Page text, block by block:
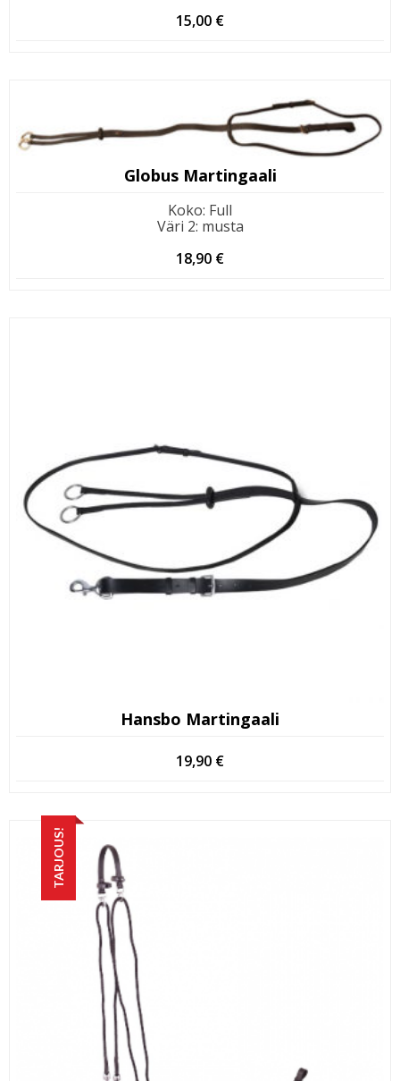
15,00 €
Globus Martingaali
Koko: Full
Väri 2: musta
18,90 €
Hansbo Martingaali
19,90 €
TARJOUS!